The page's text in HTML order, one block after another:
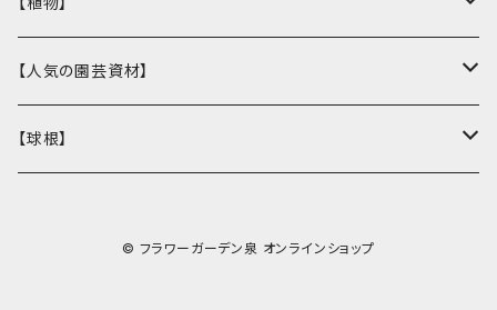
花壇苗
サトウ園芸オリジナル
季節の植物
【人気の園芸資材】
ここでしか買えない！オリジナル商品
【球根】
© フラワーガーデン泉 オンラインショップ